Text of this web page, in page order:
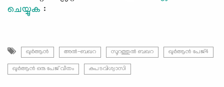
ചെയ്യുക :
ഖുർആൻ അൽ-ബഖറ സൂറത്തുല്‍ ബഖറ ഖുർആൻ പേജ്4
ഖുർആൻ ഒരു പേജ് വീതം കപടവിശ്വാസി